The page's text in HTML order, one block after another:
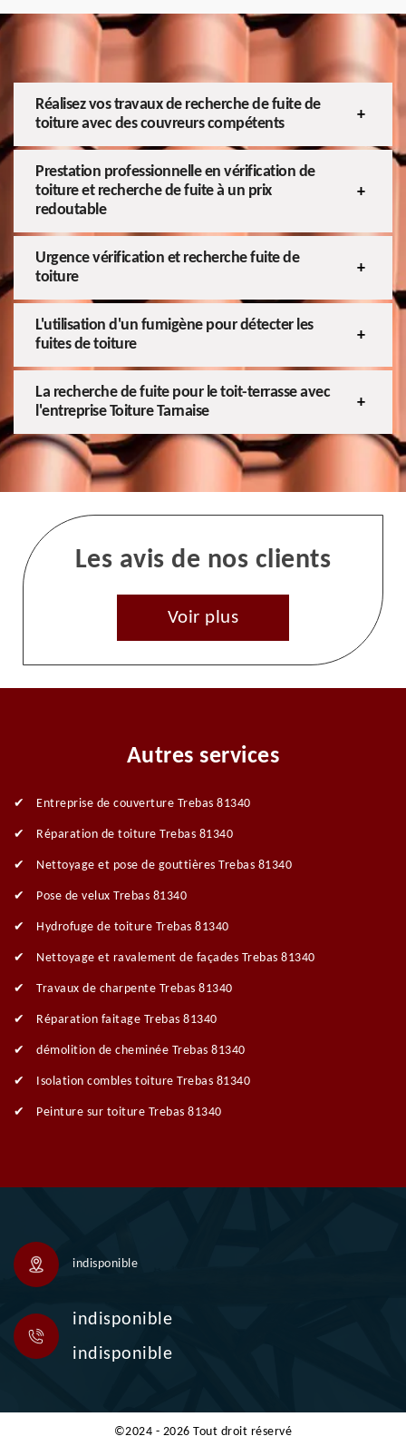
Réalisez vos travaux de recherche de fuite de
toiture avec des couvreurs compétents
Prestation professionnelle en vérification de
toiture et recherche de fuite à un prix
redoutable
Urgence vérification et recherche fuite de
toiture
L'utilisation d'un fumigène pour détecter les
fuites de toiture
La recherche de fuite pour le toit-terrasse avec
l'entreprise Toiture Tarnaise
Les avis de nos clients
Voir plus
Autres services
Entreprise de couverture Trebas 81340
Réparation de toiture Trebas 81340
Nettoyage et pose de gouttières Trebas 81340
Pose de velux Trebas 81340
Hydrofuge de toiture Trebas 81340
Nettoyage et ravalement de façades Trebas 81340
Travaux de charpente Trebas 81340
Réparation faitage Trebas 81340
démolition de cheminée Trebas 81340
Isolation combles toiture Trebas 81340
Peinture sur toiture Trebas 81340
indisponible
indisponible
indisponible
©2024 - 2026 Tout droit réservé